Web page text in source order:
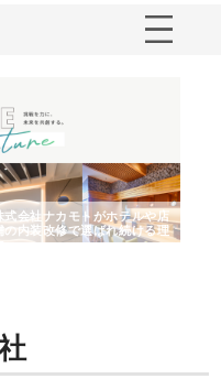
式会社ナカモトがホテルや店
の内装改修で選ばれ続ける理